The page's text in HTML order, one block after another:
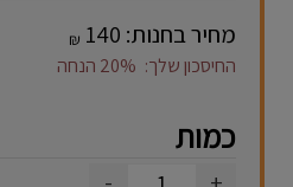
מחיר בחנות: ₪
החיסכון שלך: 20% הנחה
כמות